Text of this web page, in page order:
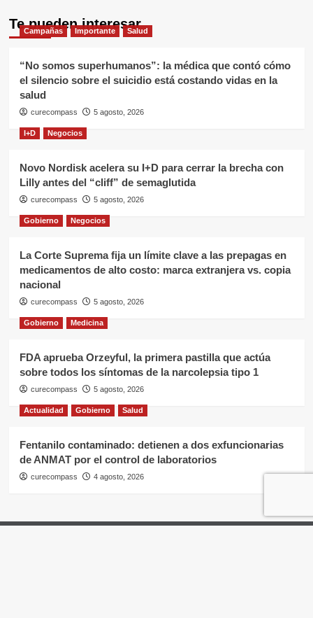
Te pueden interesar
Campañas Importante Salud
“No somos superhumanos”: la médica que contó cómo
el silencio sobre el suicidio está costando vidas en la
salud
curecompass 5 agosto, 2026
I+D Negocios
Novo Nordisk acelera su I+D para cerrar la brecha con
Lilly antes del “cliff” de semaglutida
curecompass 5 agosto, 2026
Gobierno Negocios
La Corte Suprema fija un límite clave a las prepagas en
medicamentos de alto costo: marca extranjera vs. copia
nacional
curecompass 5 agosto, 2026
Gobierno Medicina
FDA aprueba Orzeyful, la primera pastilla que actúa
sobre todos los síntomas de la narcolepsia tipo 1
curecompass 5 agosto, 2026
Actualidad Gobierno Salud
Fentanilo contaminado: detienen a dos exfuncionarias
de ANMAT por el control de laboratorios
curecompass 4 agosto, 2026